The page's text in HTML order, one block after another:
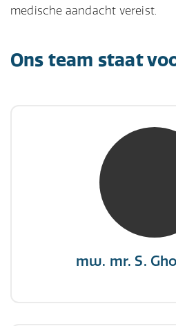
medische aandacht vereist.
Ons team staat
mw. mr. S.
mw. mr. S.
NIVRE
“Als je de richting van
veranderen, verander